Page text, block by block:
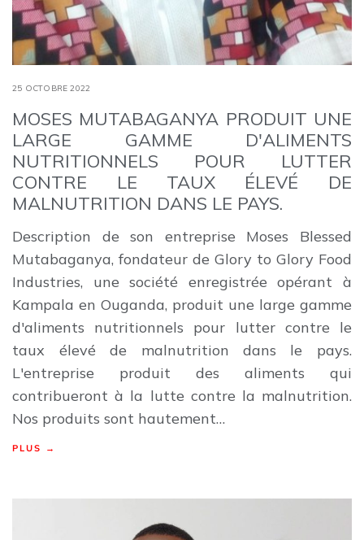
25 OCTOBRE 2022
MOSES MUTABAGANYA PRODUIT UNE
LARGE GAMME D'ALIMENTS
NUTRITIONNELS POUR LUTTER
CONTRE LE TAUX ÉLEVÉ DE
MALNUTRITION DANS LE PAYS.
Description de son entreprise Moses Blessed
Mutabaganya, fondateur de Glory to Glory Food
Industries, une société enregistrée opérant à
Kampala en Ouganda, produit une large gamme
d'aliments nutritionnels pour lutter contre le
taux élevé de malnutrition dans le pays.
L'entreprise produit des aliments qui
contribueront à la lutte contre la malnutrition.
Nos produits sont hautement…
PLUS →